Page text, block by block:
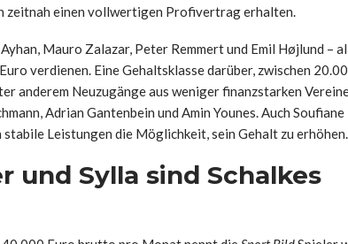
zeitnah einen vollwertigen Profivertrag erhalten.
Mauro Zalazar, Peter Remmert und Emil Højlund –
verdienen. Eine Gehaltsklasse darüber, zwischen
anderem Neuzugänge aus weniger finanzstarken
Adrian Gantenbein und Amin Younes. Auch
Leistungen die Möglichkeit, sein Gehalt zu erhöhen.
und Sylla sind Schalkes